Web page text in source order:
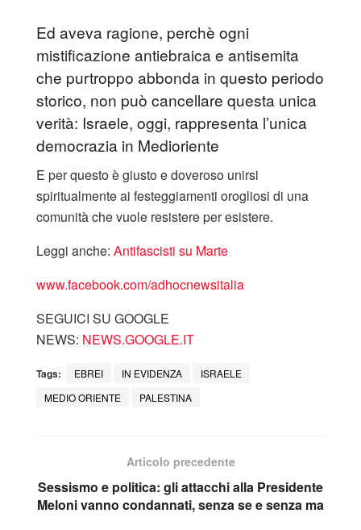
Ed aveva ragione, perchè ogni
mistificazione antiebraica e antisemita
che purtroppo abbonda in questo periodo
storico, non può cancellare questa unica
verità: Israele, oggi, rappresenta l’unica
democrazia in Medioriente
E per questo è giusto e doveroso unirsi
spiritualmente ai festeggiamenti orogliosi di una
comunità che vuole resistere per esistere.
Leggi anche: Antifascisti su Marte
www.facebook.com/adhocnewsitalia
SEGUICI SU GOOGLE
NEWS: NEWS.GOOGLE.IT
Tags: EBREI IN EVIDENZA
ISRAELE
MEDIO ORIENTE
PALESTINA
Articolo precedente
Sessismo e politica: gli attacchi alla Presidente
Meloni vanno condannati, senza se e senza ma